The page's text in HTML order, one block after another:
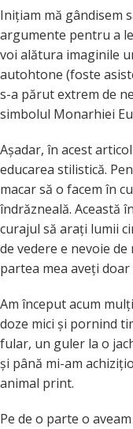
Inițiam mă gândisem
argumente pentru a
voi alătura imaginile
autohtone (foste
s-a părut extrem de
simbolul Monarhiei
Așadar, în acest
educarea stilistică.
macar să o facem în
îndrăzneală. Această
curajul să arați lumii
de vedere e nevoie
partea mea aveți doar
Am început acum
doze mici și pornind
fular, un guler la o
și până mi-am
animal print.
Pe de o parte o